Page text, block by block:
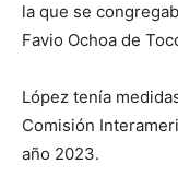
la que se
Favio Ochoa de
López tenía
Comisión
año 2023.